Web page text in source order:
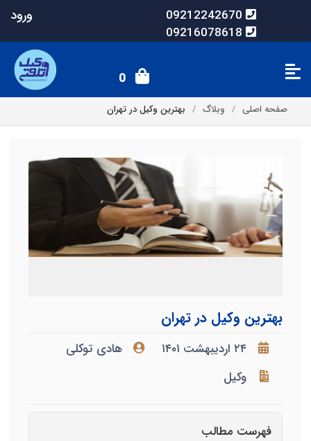
09212242670
09216078618
ورود
0
صفحه اصلی وبلاگ بهترین وکیل در تهران
بهترین وکیل در تهران
۲۴ اردیبهشت ۱۴۰۱
هادی توکلی
وکیل
فهرست مطالب